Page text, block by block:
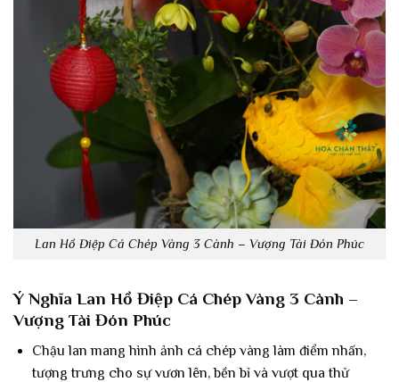
Lan Hồ Điệp Cá Chép Vàng 3 Cành – Vượng Tài Đón Phúc
Ý Nghĩa Lan Hồ Điệp Cá Chép Vàng 3 Cành –
Vượng Tài Đón Phúc
Chậu lan mang hình ảnh cá chép vàng làm điểm nhấn,
tượng trưng cho sự vươn lên, bền bỉ và vượt qua thử